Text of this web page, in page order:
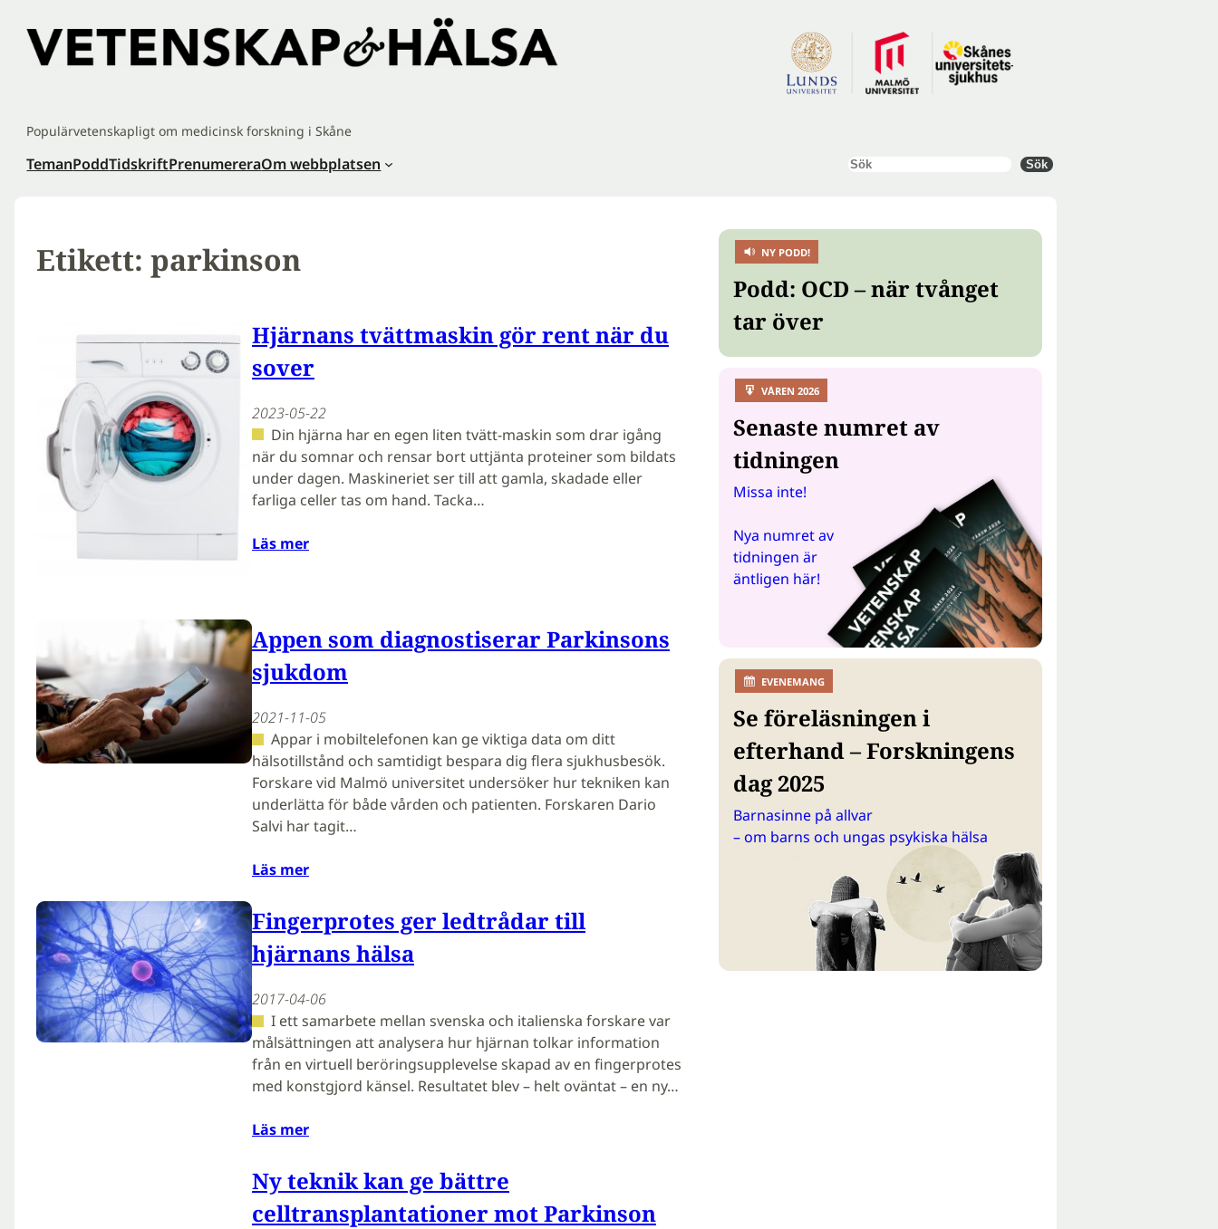
innehåll
Populärvetenskapligt om medicinsk forskning i Skåne
TemanPoddTidskriftPrenumereraOm webbplatsen Sök Sök
Etikett: parkinson
Hjärnans tvättmaskin gör rent när du
sover
2023-05-22
Din hjärna har en egen liten tvätt-maskin som drar igång
när du somnar och rensar bort uttjänta proteiner som bildats
under dagen. Maskineriet ser till att gamla, skadade eller
farliga celler tas om hand. Tacka…
Läs mer
Appen som diagnostiserar Parkinsons
sjukdom
2021-11-05
Appar i mobiltelefonen kan ge viktiga data om ditt
hälsotillstånd och samtidigt bespara dig flera sjukhusbesök.
Forskare vid Malmö universitet undersöker hur tekniken kan
underlätta för både vården och patienten. Forskaren Dario
Salvi har tagit…
Läs mer
Fingerprotes ger ledtrådar till
hjärnans hälsa
2017-04-06
I ett samarbete mellan svenska och italienska forskare var
målsättningen att analysera hur hjärnan tolkar information
från en virtuell beröringsupplevelse skapad av en fingerprotes
med konstgjord känsel. Resultatet blev – helt oväntat – en ny…
Läs mer
Ny teknik kan ge bättre
celltransplantationer mot Parkinson
NY PODD!
Podd: OCD – när tvånget
tar över
VÅREN 2026
Senaste numret av
tidningen
Missa inte!
Nya numret av
tidningen är
äntligen här!
EVENEMANG
Se föreläsningen i
efterhand – Forskningens
dag 2025
Barnasinne på allvar
– om barns och ungas psykiska hälsa